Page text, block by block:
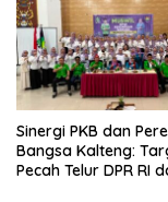
Sinergi PKB dan
Bangsa Kalteng:
Pecah Telur DPR RI